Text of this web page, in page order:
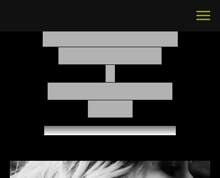
Des Rencontres Sérieuses et Sincères